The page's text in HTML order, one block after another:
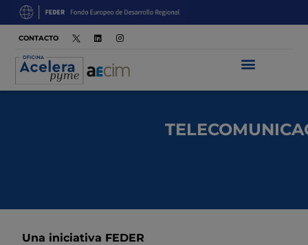
CONTACTO
Una iniciativa FEDER